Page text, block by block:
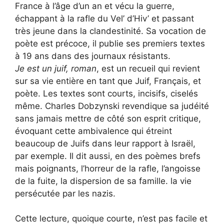
France à l’âge d’un an et vécu la guerre,
échappant à la rafle du Vel’ d’Hiv’ et passant
très jeune dans la clandestinité. Sa vocation de
poète est précoce, il publie ses premiers textes
à 19 ans dans des journaux résistants.
Je est un juif, roman, est un recueil qui revient
sur sa vie entière en tant que Juif, Français, et
poète. Les textes sont courts, incisifs, ciselés
même. Charles Dobzynski revendique sa judéité
sans jamais mettre de côté son esprit critique,
évoquant cette ambivalence qui étreint
beaucoup de Juifs dans leur rapport à Israël,
par exemple. Il dit aussi, en des poèmes brefs
mais poignants, l’horreur de la rafle, l’angoisse
de la fuite, la dispersion de sa famille. la vie
persécutée par les nazis.
Cette lecture, quoique courte, n’est pas facile et